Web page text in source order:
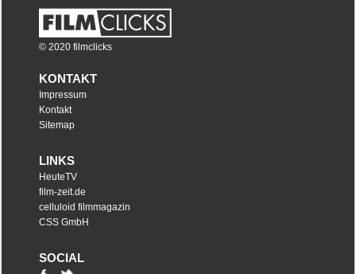
© 2020 filmclicks
KONTAKT
Impressum
Kontakt
Sitemap
LINKS
HeuteTV
film-zeit.de
celluloid filmmagazin
CSS GmbH
SOCIAL